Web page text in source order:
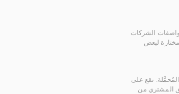
الشركات
لبعض
تقع على
المشتري من